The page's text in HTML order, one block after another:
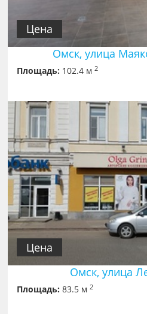
Цена
Омск, улица
Площадь: 102.4 м2
Цена
Омск, улица
Площадь: 83.5 м2